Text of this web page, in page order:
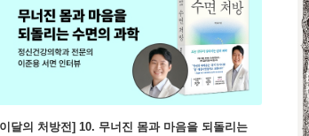
달의 처방전] 10. 무너진 몸과 마음을 되돌리는